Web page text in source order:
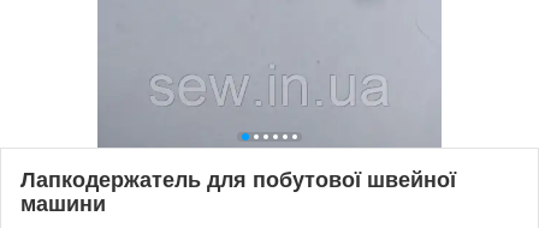
Лапкодержатель для побутової швейної
машини